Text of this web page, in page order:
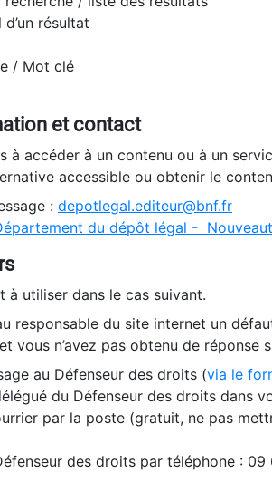
résultat
/ Mot clé
et contact
à accéder à un contenu ou à un
accessible ou obtenir le
: depotlegal.editeur@bnf.fr
du dépôt légal -
à utiliser dans le cas suivant.
responsable du site internet un
vous n’avez pas obtenu de réponse
au Défenseur des droits (via le
du Défenseur des droits dans
par la poste (gratuit, ne pas
des droits par téléphone :